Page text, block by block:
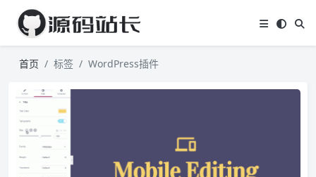
首页 标签 WordPress插件